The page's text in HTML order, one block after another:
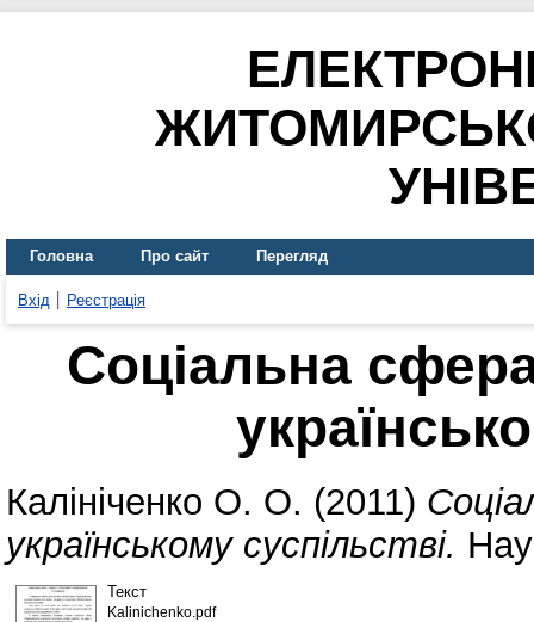
Головна Про сайт Перегляд
Вхід Реєстрація
Соціальна
Калініченко О. О. (2011)
українському суспільстві.
Текст
Kalinichenko.pdf